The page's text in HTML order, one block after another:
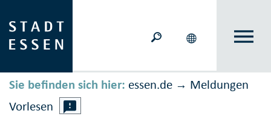
Sie befinden sich hier: essen.de → Meldungen
Vorlesen